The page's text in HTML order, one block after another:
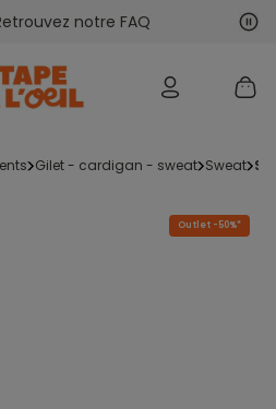
notre FAQ
gilet - cardigan - sweat sweat
Outlet -50%*